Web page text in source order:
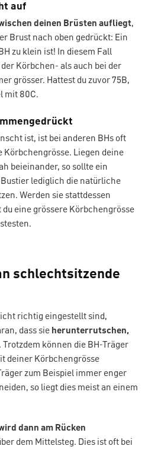
auf
deinen Brüsten aufliegt,
Brust nach oben gedrückt: Ein
zu klein ist! In diesem Fall
Körbchen- als auch bei der
grösser. Hattest du zuvor 75B,
mit 80C.
ist, ist bei anderen BHs oft
Körbchengrösse. Liegen deine
beieinander, so sollte ein
lediglich die natürliche
Werden sie stattdessen
du eine grössere Körbchengrösse
schlechtsitzende
richtig eingestellt sind,
dass sie herunterrutschen,
. Trotzdem können die BH-Träger
deiner Körbchengrösse
zum Beispiel immer enger
so liegt dies meist an einem
dann am Rücken
dem Mittelsteg. Dies ist oft bei